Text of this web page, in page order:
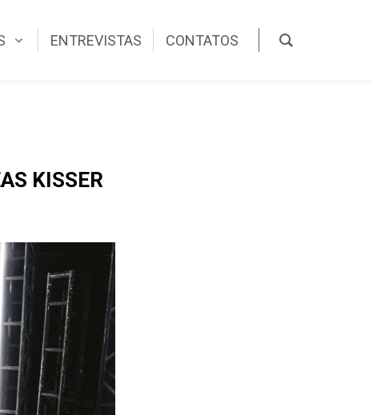
ENTREVISTAS CONTATOS
KISSER